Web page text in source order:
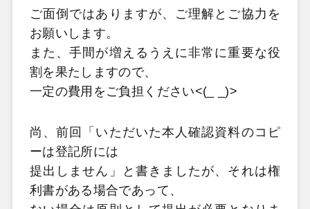
ご面倒ではありますが、ご理解とご協力を
お願いします。
また、手間が増えるうえに非常に重要な役
割を果たしますので、
一定の費用をご負担ください<(_ _)>
尚、前回「いただいた本人確認資料のコピ
ーは登記所には
提出しません」と書きましたが、それは権
利書がある場合であって、